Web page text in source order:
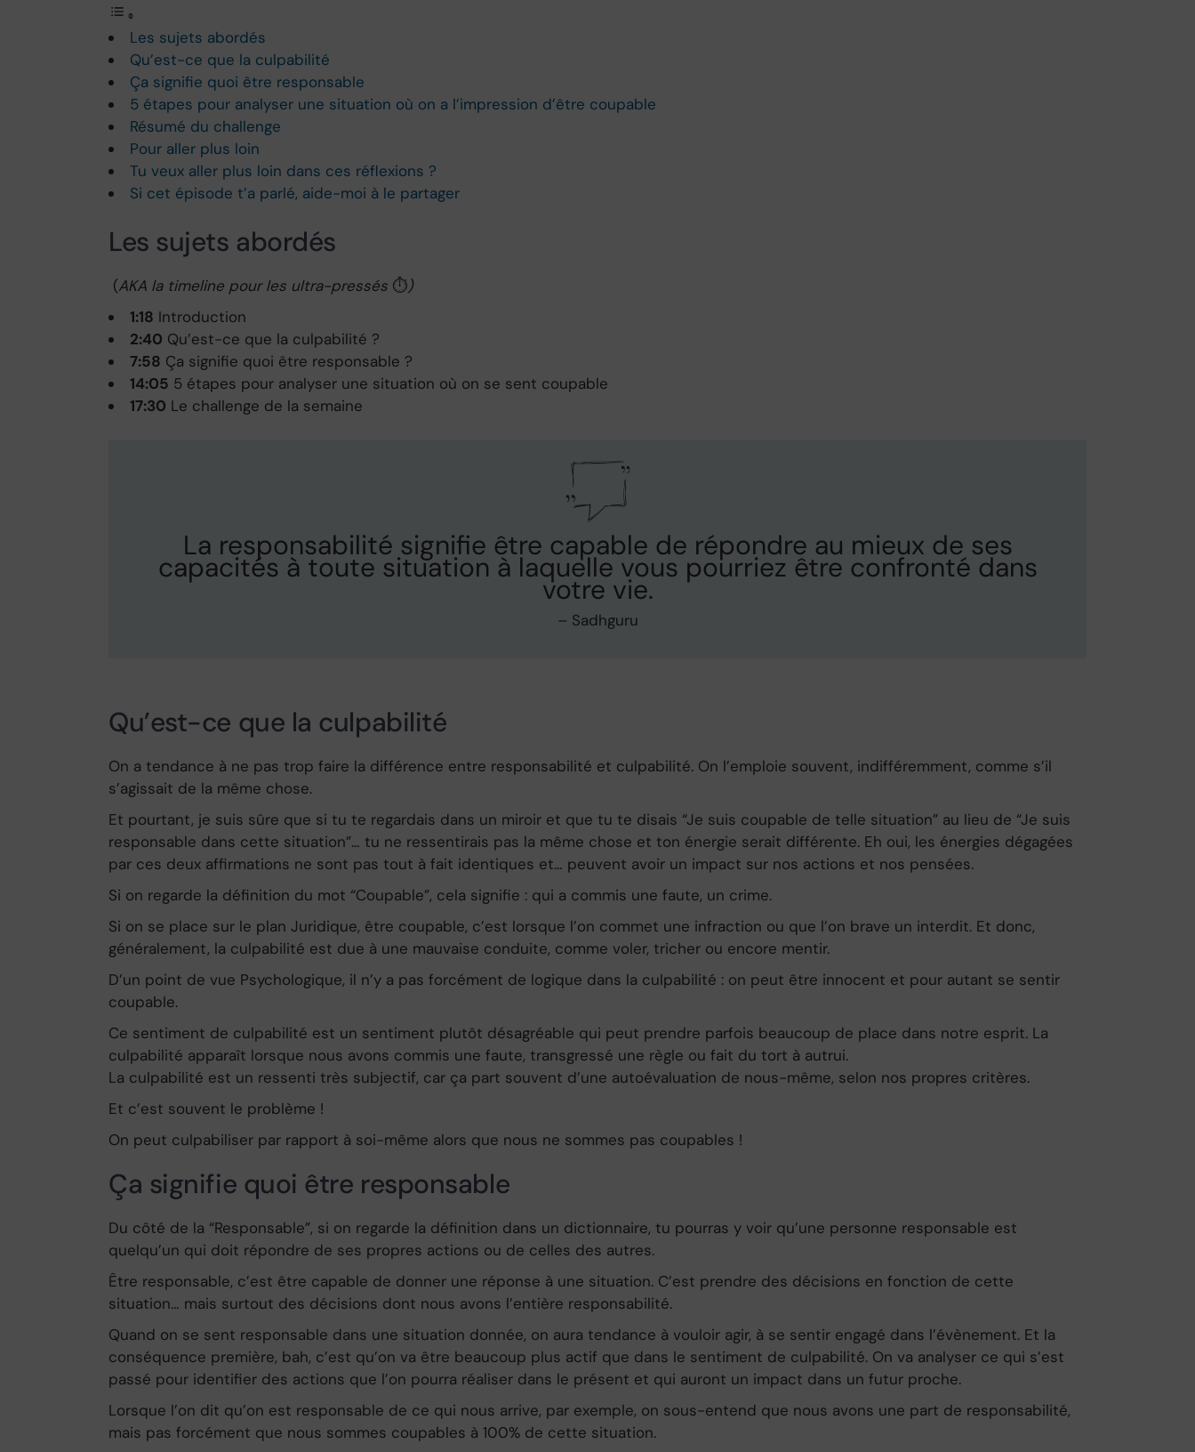
Les sujets abordés
Qu’est-ce que la culpabilité
Ça signifie quoi être responsable
5 étapes pour analyser une situation où on a l’impression d’être coupable
Résumé du challenge
Pour aller plus loin
Tu veux aller plus loin dans ces réflexions ?
Si cet épisode t’a parlé, aide-moi à le partager
Les sujets abordés
(AKA la timeline pour les ultra-pressés ⏱)
1:18 Introduction
2:40 Qu’est-ce que la culpabilité ?
7:58 Ça signifie quoi être responsable ?
14:05 5 étapes pour analyser une situation où on se sent coupable
17:30 Le challenge de la semaine
La responsabilité signifie être capable de répondre au mieux de ses
capacités à toute situation à laquelle vous pourriez être confronté dans
votre vie.
– Sadhguru
Qu’est-ce que la culpabilité
On a tendance à ne pas trop faire la différence entre responsabilité et culpabilité. On l’emploie souvent, indifféremment, comme s’il
s’agissait de la même chose.
Et pourtant, je suis sûre que si tu te regardais dans un miroir et que tu te disais “Je suis coupable de telle situation” au lieu de “Je suis
responsable dans cette situation”… tu ne ressentirais pas la même chose et ton énergie serait différente. Eh oui, les énergies dégagées
par ces deux affirmations ne sont pas tout à fait identiques et… peuvent avoir un impact sur nos actions et nos pensées.
Si on regarde la définition du mot “Coupable”, cela signifie : qui a commis une faute, un crime.
Si on se place sur le plan Juridique, être coupable, c’est lorsque l’on commet une infraction ou que l’on brave un interdit. Et donc,
généralement, la culpabilité est due à une mauvaise conduite, comme voler, tricher ou encore mentir.
D’un point de vue Psychologique, il n’y a pas forcément de logique dans la culpabilité : on peut être innocent et pour autant se sentir
coupable.
Ce sentiment de culpabilité est un sentiment plutôt désagréable qui peut prendre parfois beaucoup de place dans notre esprit. La
culpabilité apparaît lorsque nous avons commis une faute, transgressé une règle ou fait du tort à autrui.
La culpabilité est un ressenti très subjectif, car ça part souvent d’une autoévaluation de nous-même, selon nos propres critères.
Et c’est souvent le problème !
On peut culpabiliser par rapport à soi-même alors que nous ne sommes pas coupables !
Ça signifie quoi être responsable
Du côté de la “Responsable”, si on regarde la définition dans un dictionnaire, tu pourras y voir qu’une personne responsable est
quelqu’un qui doit répondre de ses propres actions ou de celles des autres.
Être responsable, c’est être capable de donner une réponse à une situation. C’est prendre des décisions en fonction de cette
situation… mais surtout des décisions dont nous avons l’entière responsabilité.
Quand on se sent responsable dans une situation donnée, on aura tendance à vouloir agir, à se sentir engagé dans l’évènement. Et la
conséquence première, bah, c’est qu’on va être beaucoup plus actif que dans le sentiment de culpabilité. On va analyser ce qui s’est
passé pour identifier des actions que l’on pourra réaliser dans le présent et qui auront un impact dans un futur proche.
Lorsque l’on dit qu’on est responsable de ce qui nous arrive, par exemple, on sous-entend que nous avons une part de responsabilité,
mais pas forcément que nous sommes coupables à 100% de cette situation.